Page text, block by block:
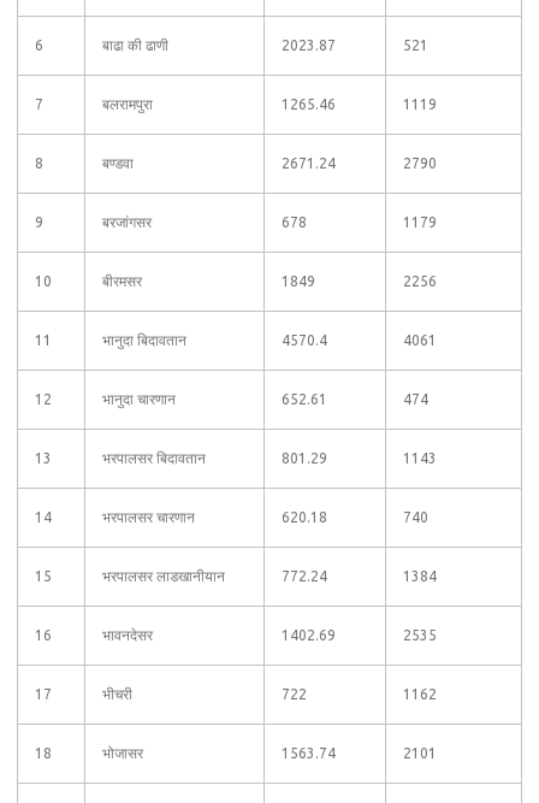
6 बाढा की ढाणी 2023.87 521
7 बलरामपुरा 1265.46 1119
8 बण्डवा 2671.24 2790
9 बरजांगसर 678 1179
10 बीरमसर 1849 2256
11 भानुदा बिदावतान 4570.4 4061
12 भानुदा चारणान 652.61 474
13 भरपालसर बिदावतान 801.29 1143
14 भरपालसर चारणान 620.18 740
15 भरपालसर लाडखानीयान 772.24 1384
16 भावनदेसर 1402.69 2535
17 भीचरी 722 1162
18 भोजासर 1563.74 2101